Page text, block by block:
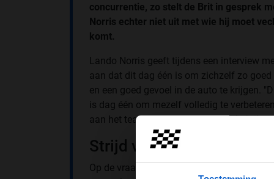
concurrentie, zo stelt de Brit in gesprek
Norris echter niet uit met wie hij moet
komt.
Lando Norris geeft tijdens een interview
aan dat dit dag één is om zichzelf zo
en een goed gevoel in de auto te krijgen.
is dag één om mezelf volledig te
aan het team te geven. Tot nu toe heb ik
Strijd vooraan
Op de vraag met wie Lando en McLaren